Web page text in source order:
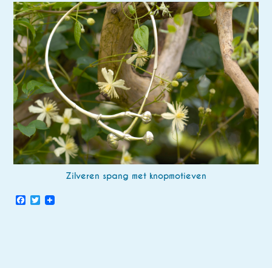
Zilveren spang met knopmotieven
Facebook
Twitter